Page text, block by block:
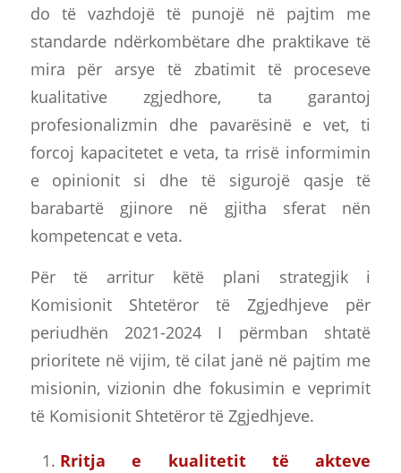
do të vazhdojë të punojë në pajtim me
standarde ndërkombëtare dhe praktikave të
mira për arsye të zbatimit të proceseve
kualitative zgjedhore, ta garantoj
profesionalizmin dhe pavarësinë e vet, ti
forcoj kapacitetet e veta, ta rrisë informimin
e opinionit si dhe të sigurojë qasje të
barabartë gjinore në gjitha sferat nën
kompetencat e veta.
Për të arritur këtë plani strategjik i
Komisionit Shtetëror të Zgjedhjeve për
periudhën 2021-2024 I përmban shtatë
prioritete në vijim, të cilat janë në pajtim me
misionin, vizionin dhe fokusimin e veprimit
të Komisionit Shtetëror të Zgjedhjeve.
Rritja e kualitetit të akteve